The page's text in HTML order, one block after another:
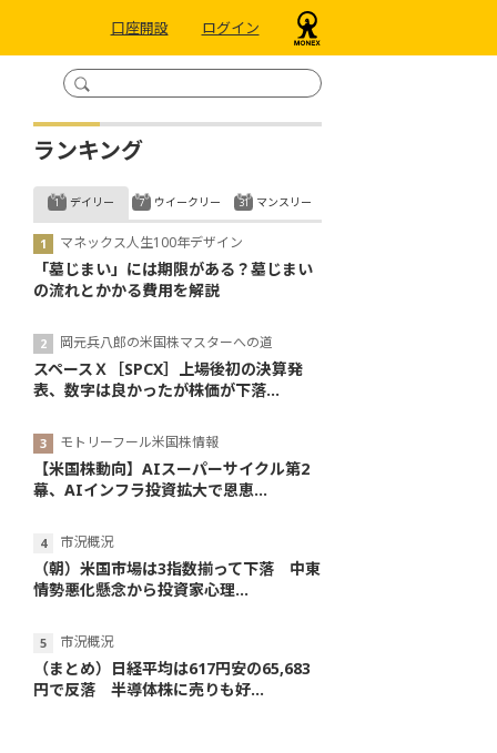
口座開設 ログイン
ランキング
デイリー
マネックス人生100年デザイン
「墓じまい」には期限がある？墓じまい
の流れとかかる費用を解説
岡元兵八郎の米国株マスターへの道
スペースＸ［SPCX］上場後初の決算発
表、数字は良かったが株価が下落...
モトリーフール米国株情報
【米国株動向】AIスーパーサイクル第2
幕、AIインフラ投資拡大で恩恵...
市況概況
（朝）米国市場は3指数揃って下落 中東
情勢悪化懸念から投資家心理...
市況概況
（まとめ）日経平均は617円安の65,683
円で反落 半導体株に売りも好...
ウイークリー マンスリー